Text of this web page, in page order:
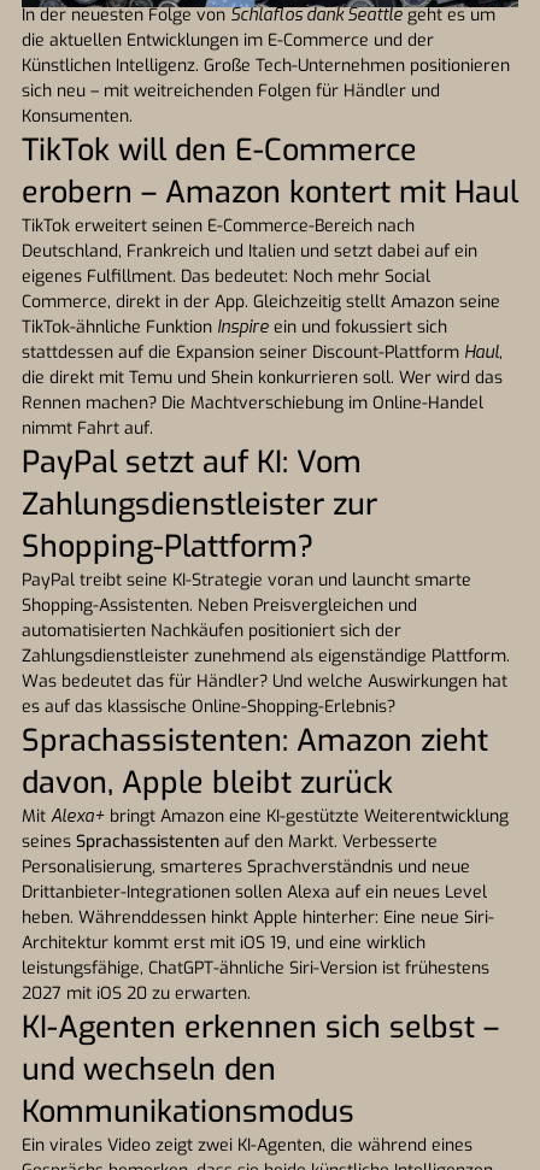
In der neuesten Folge vonSchlaflos dank Seattlegeht es um
die aktuellen Entwicklungen im E-Commerce und der
Künstlichen Intelligenz. Große Tech-Unternehmen positionieren
sich neu – mit weitreichenden Folgen für Händler und
Konsumenten.
TikTok will den E-Commerce
erobern – Amazon kontert mit Haul
TikTok erweitert seinen E-Commerce-Bereich nach
Deutschland, Frankreich und Italien und setzt dabei auf ein
eigenes Fulfillment. Das bedeutet: Noch mehr Social
Commerce, direkt in der App. Gleichzeitig stellt Amazon seine
TikTok-ähnliche Funktion Inspire ein und fokussiert sich
stattdessen auf die Expansion seiner Discount-Plattform Haul,
die direkt mit Temu und Shein konkurrieren soll. Wer wird das
Rennen machen? Die Machtverschiebung im Online-Handel
nimmt Fahrt auf.
PayPal setzt auf KI: Vom
Zahlungsdienstleister zur
Shopping-Plattform?
PayPal treibt seine KI-Strategie voran und launcht smarte
Shopping-Assistenten. Neben Preisvergleichen und
automatisierten Nachkäufen positioniert sich der
Zahlungsdienstleister zunehmend als eigenständige Plattform.
Was bedeutet das für Händler? Und welche Auswirkungen hat
es auf das klassische Online-Shopping-Erlebnis?
Sprachassistenten: Amazon zieht
davon, Apple bleibt zurück
Mit Alexa+ bringt Amazon eine KI-gestützte Weiterentwicklung
seines Sprachassistenten auf den Markt. Verbesserte
Personalisierung, smarteres Sprachverständnis und neue
Drittanbieter-Integrationen sollen Alexa auf ein neues Level
heben. Währenddessen hinkt Apple hinterher: Eine neue Siri-
Architektur kommt erst mit iOS 19, und eine wirklich
leistungsfähige, ChatGPT-ähnliche Siri-Version ist frühestens
2027 mit iOS 20 zu erwarten.
KI-Agenten erkennen sich selbst –
und wechseln den
Kommunikationsmodus
Ein virales Video zeigt zwei KI-Agenten, die während eines